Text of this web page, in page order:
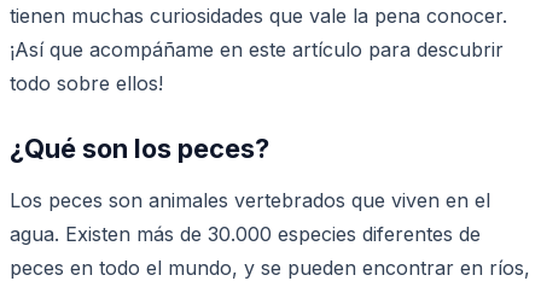
tienen muchas curiosidades que vale la pena conocer.
¡Así que acompáñame en este artículo para descubrir
todo sobre ellos!
¿Qué son los peces?
Los peces son animales vertebrados que viven en el
agua. Existen más de 30.000 especies diferentes de
peces en todo el mundo, y se pueden encontrar en ríos,